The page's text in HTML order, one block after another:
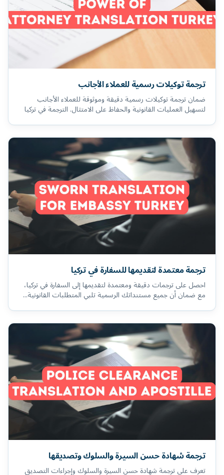
ترجمة توكيلات رسمية للعملاء الأجانب
ضمان ترجمة توكيلات رسمية دقيقة وموثوقة للعملاء الأجانب
لتسهيل العمليات القانونية والحفاظ على الامتثال. الترجمة في تركيا
ترجمة معتمدة لتقديمها للسفارة في تركيا
احصل على ترجمات دقيقة ومعتمدة لتقديمها إلى السفارة في تركيا،
مع ضمان أن جميع مستنداتك الرسمية تلبي المتطلبات القانونية...
ترجمة شهادة حسن السيرة والسلوك وتصديقها
تعرف على ترجمة شهادة حسن السيرة والسلوك وإجراءات التصديق